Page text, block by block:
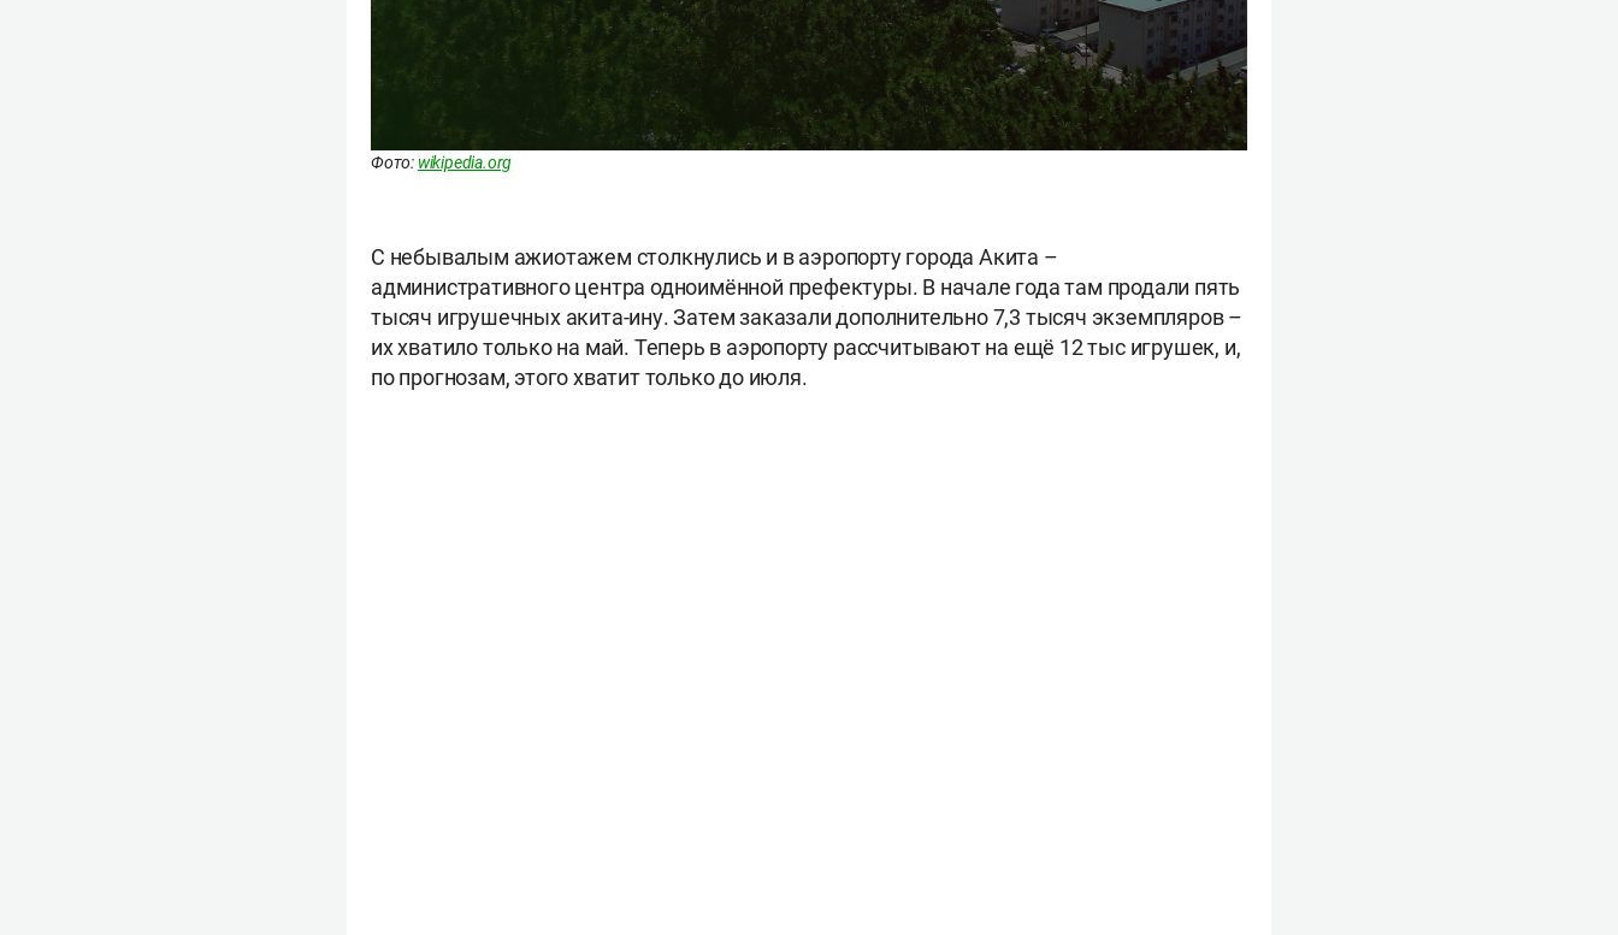
Фото: wikipedia.org
С небывалым ажиотажем столкнулись и в аэропорту города Акита –
административного центра одноимённой префектуры. В начале года там продали пять
тысяч игрушечных акита-ину. Затем заказали дополнительно 7,3 тысяч экземпляров –
их хватило только на май. Теперь в аэропорту рассчитывают на ещё 12 тыс игрушек, и,
по прогнозам, этого хватит только до июля.